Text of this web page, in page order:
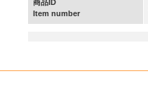
商品ID
Item number